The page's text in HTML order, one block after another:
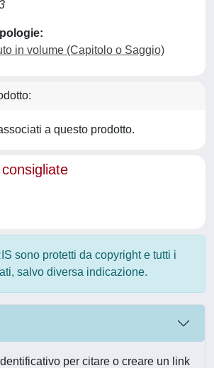
in volume (Capitolo o Saggio)
a questo prodotto.
sono protetti da copyright e tutti i
salvo diversa indicazione.
per citare o creare un link